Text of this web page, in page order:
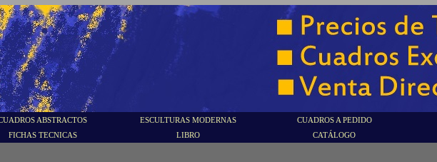
ABSTRACTOS ESCULTURAS MODERNAS CUADROS A PEDIDO
FICHAS TECNICAS LIBRO CATÁLOGO